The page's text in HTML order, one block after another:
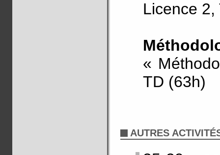
Licence
«
TD (63h)
AUTRES